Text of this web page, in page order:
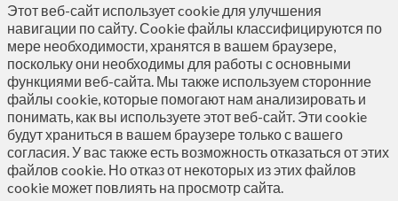
Этот веб-сайт использует cookie для улучшения
навигации по сайту. Сookie файлы классифицируются по
мере необходимости, хранятся в вашем браузере,
поскольку они необходимы для работы с основными
функциями веб-сайта. Мы также используем сторонние
файлы cookie, которые помогают нам анализировать и
понимать, как вы используете этот веб-сайт. Эти cookie
будут храниться в вашем браузере только с вашего
согласия. У вас также есть возможность отказаться от этих
файлов cookie. Но отказ от некоторых из этих файлов
cookie может повлиять на просмотр сайта.